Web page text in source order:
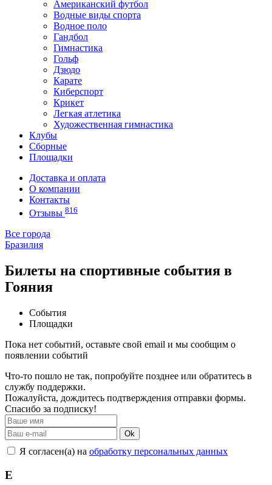
Американский футбол
Водные виды спорта
Водное поло
Гандбол
Гимнастика
Гольф
Дзюдо
Карате
Киберспорт
Крикет
Легкая атлетика
Художественная гимнастика
Клубы
Сборные
Площадки
Доставка и оплата
О компании
Контакты
Отзывы 816
Все города
Бразилия
Билеты на спортивные события в
Гояния
События
Площадки
Пока нет событий, оставьте свой email и мы сообщим о
появлении событий
Что-то пошло не так, попробуйте позднее или обратитесь в
службу поддержки.
Пожалуйста, дождитесь подтверждения отправки формы.
Спасибо за подписку!
Ok
Я согласен(а) на обработку персональных данных
E